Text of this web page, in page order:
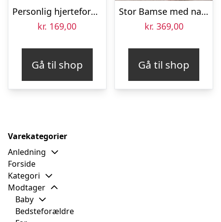
Personlig hjerteformet bordskåner – 4 stk
kr. 169,00
Gå til shop
Stor Bamse med navn – Kanin – Lyserød
kr. 369,00
Gå til shop
Varekategorier
Anledning
Forside
Kategori
Modtager
Baby
Bedsteforældre